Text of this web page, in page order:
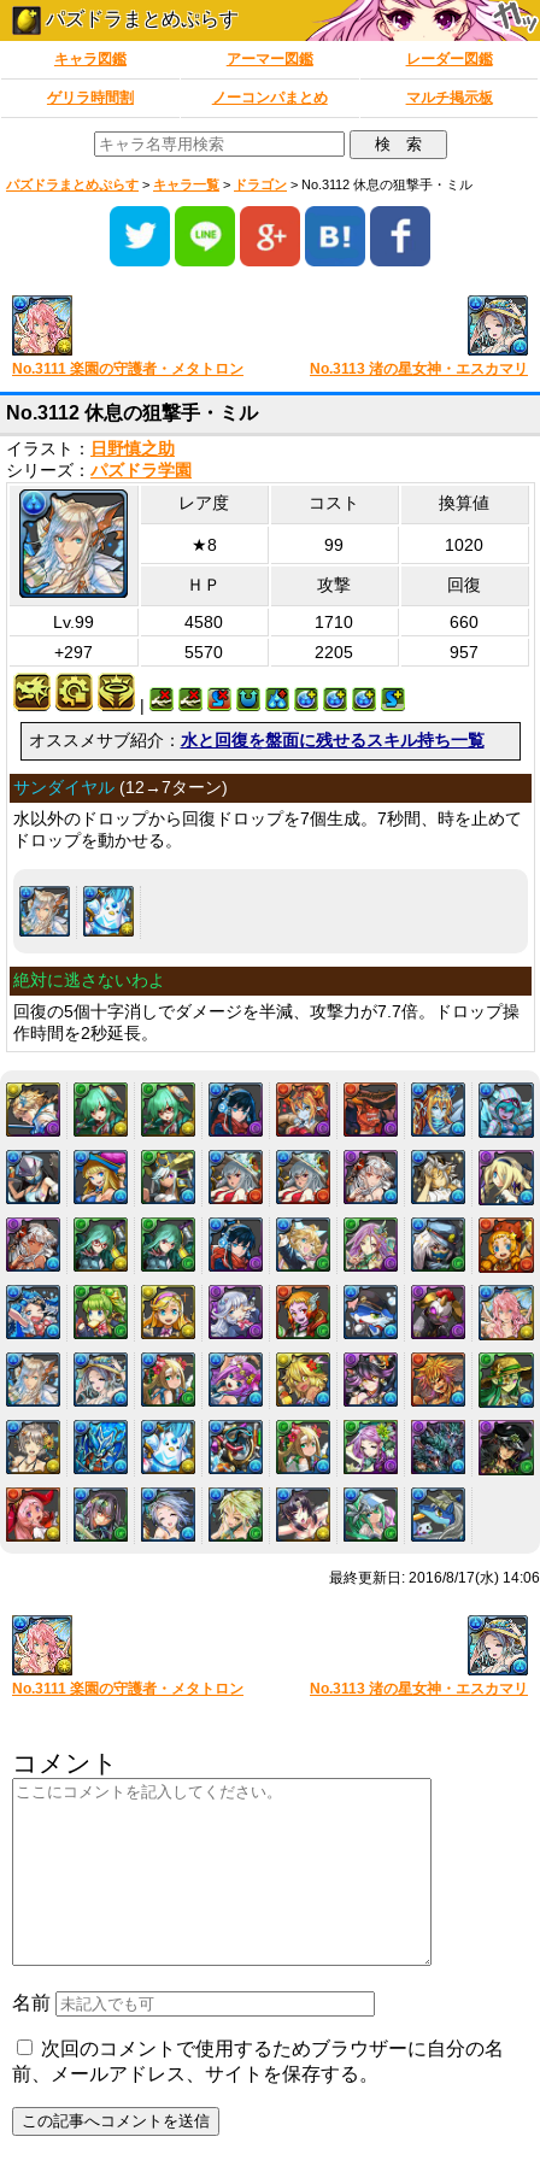
パズドラまとめぷらす
キャラ図鑑 アーマー図鑑 レーダー図鑑
ゲリラ時間割 ノーコンパまとめ マルチ掲示板
パズドラまとめぷらす > キャラ一覧 > ドラゴン > No.3112 休息の狙撃手・ミル
No.3111 楽園の守護者・メタトロン No.3113 渚の星女神・エスカマリ
No.3112 休息の狙撃手・ミル
イラスト： 日野慎之助
シリーズ： パズドラ学園
レア度 コスト 換算値
★8 99 1020
ＨＰ 攻撃
回復
Lv.99
4580 1710
660
+297
5570 2205 957
|
オススメサブ紹介： 水と回復を盤面に残せるスキル持ち一覧
サンダイヤル (12→7ターン)
水以外のドロップから回復ドロップを7個生成。7秒間、時を止めて
ドロップを動かせる。
絶対に逃さないわよ
回復の5個十字消しでダメージを半減、攻撃力が7.7倍。ドロップ操
作時間を2秒延長。
最終更新日: 2016/8/17(水) 14:06
No.3111 楽園の守護者・メタトロン No.3113 渚の星女神・エスカマリ
コメント
名前
次回のコメントで使用するためブラウザーに自分の名
前、メールアドレス、サイトを保存する。